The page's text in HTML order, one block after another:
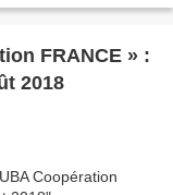
FRANCE » :
2018